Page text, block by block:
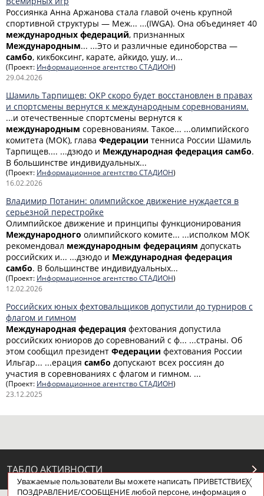
Россиянка Анна Аржанова стала главой очень крупной
спортивной структуры — Меж... ...(IWGA). Она объединяет 40
международных федераций, признанных
Международным... ...Это и различные единоборства —
самбо, кикбоксинг, карате, айкидо, ушу, и...
(Проект: Информационное агентство СТАДИОН)
29.04.2026
Шамиль Тарпищев: ОКР скоро будет восстановлен в правах
и спортсмены вернутся к международным соревнованиям.
...и отечественные спортсмены вернутся к
международным соревнованиям. Такое... ...олимпийского
комитета (МОК), глава Федерации тенниса России Шамиль
Тарпищев.... ...дзюдо и Международная федерация самбо.
В большинстве индивидуальных...
(Проект: Информационное агентство СТАДИОН)
16.02.2026
Владимир Потанин: олимпийское движение нуждается в
серьезной перестройке
Олимпийское движение и принципы функционирования
Международного олимпийского комите... ...исполком МОК
рекомендовал международным федерациям допускать
российских и... ...дзюдо и Международная федерация
самбо. В большинстве индивидуальных...
(Проект: Информационное агентство СТАДИОН)
12.02.2026
Российских юных фехтовальщиков допустили до турниров с
флагом и гимном
Международная федерация фехтования допустила
российских юниоров до соревнований с ф... ...страны. Об
этом сообщил президент Федерации фехтования России
Ильгар... ...ерация самбо допускают всех россиян до
участия в соревнованиях с флагом и гимном. ...
(Проект: Информационное агентство СТАДИОН)
23.12.2025
ТАБЛО АКТИВНОСТИ
Уважаемые пользователи Вы можете написать ПРИВЕТСТВИЕ/
ПОЗДРАВЛЕНИЕ/СООБЩЕНИЕ любой персоне, информация о